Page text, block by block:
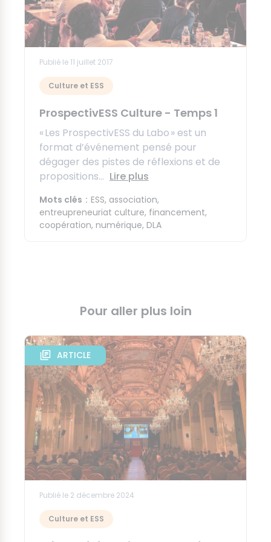
Publié le 11 juillet 2017
Culture et ESS
ProspectivESS Culture - Temps 1
« Les ProspectivESS du Labo » est un
format d’événement pensé pour
dégager des pistes de réflexions et de
propositions... Lire plus
Mots clés ESS association
entreupreneuriat culture financement
coopération numérique DLA
Pour aller plus loin
ARTICLE
Publié le 2 décembre 2024
Culture et ESS